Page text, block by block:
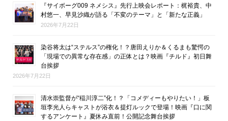
『サイボーグ009 ネメシス』先行上映会レポート：梶裕貴、中
村悠一、早見沙織が語る「不変のテーマ」と「新たな正義」
2026年7月22日
染谷将太は“ステルス”の権化！？唐田えりか＆くるまも驚愕の
「現場での異常な存在感」の正体とは？映画『チルド』初日舞
台挨拶
2026年7月22日
清水崇監督が“稲川淳二”化！？「コメディーもやりたい！」板
垣李光人らキャストが浴衣＆提灯ルックで登場！映画『口に関
するアンケート』夏休み直前！公開記念舞台挨拶